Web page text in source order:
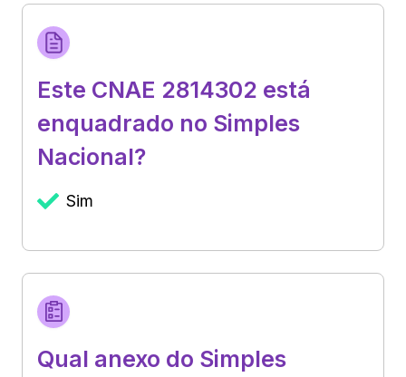
Este CNAE 2814302 está
enquadrado no Simples
Nacional?
Sim
Qual anexo do Simples